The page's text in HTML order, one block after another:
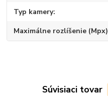
Typ kamery
Maximálne rozlíšenie (Mpx)
Súvisiaci tovar